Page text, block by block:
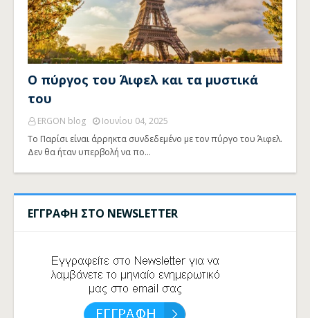
Ο πύργος του Άιφελ και τα μυστικά
του
ERGON blog
Ιουνίου 04, 2025
Το Παρίσι είναι άρρηκτα συνδεδεμένο με τον πύργο του Άιφελ.
Δεν θα ήταν υπερβολή να πο…
ΕΓΓΡΑΦΗ ΣΤΟ NEWSLETTER